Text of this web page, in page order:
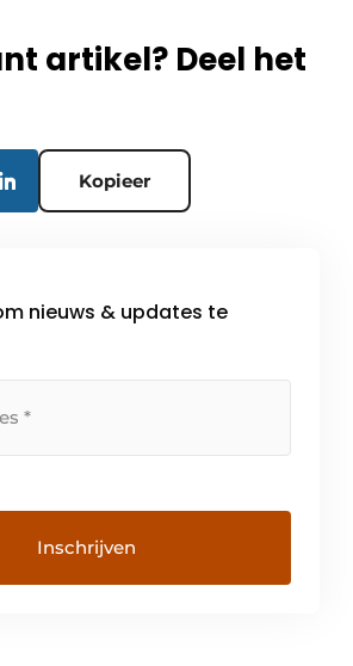
artikel? Deel het
Kopieer
nieuws & updates te